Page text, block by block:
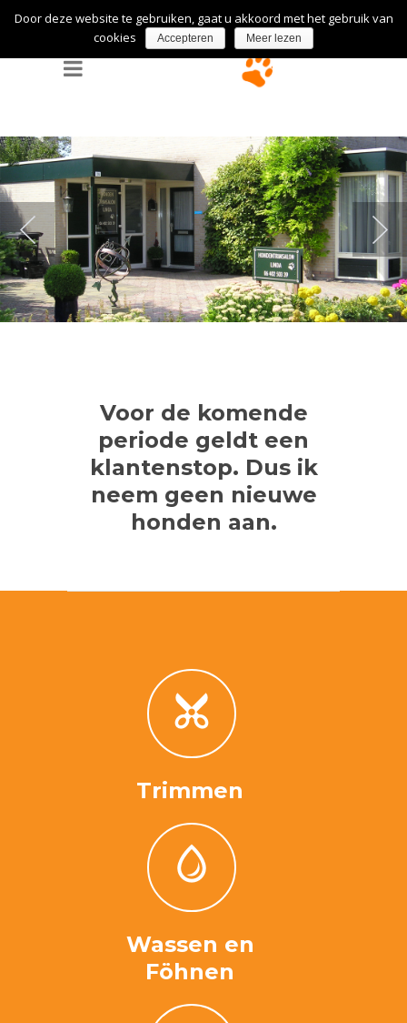
Voor de komende
periode geldt een
klantenstop. Dus ik
neem geen nieuwe
honden aan.
Trimmen
Wassen en
Föhnen
Door deze website te gebruiken, gaat u akkoord met het gebruik van
cookies
Accepteren Meer lezen